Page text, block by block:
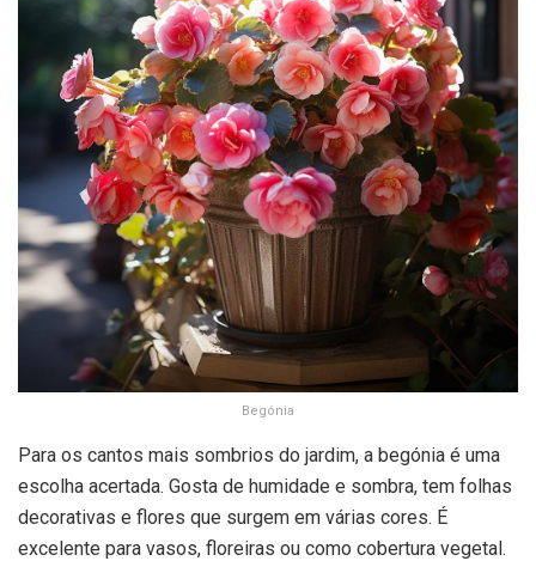
Begónia
Para os cantos mais sombrios do jardim, a begónia é uma
escolha acertada. Gosta de humidade e sombra, tem folhas
decorativas e flores que surgem em várias cores. É
excelente para vasos, floreiras ou como cobertura vegetal.